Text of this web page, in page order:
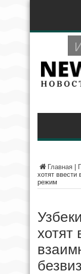
Главная
хотят ввести
режим
хотят